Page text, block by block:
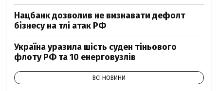
Нацбанк дозволив не визнавати дефолт
бізнесу на тлі атак РФ
Україна уразила шість суден тіньового
флоту РФ та 10 енерговузлів
ВСІ НОВИНИ